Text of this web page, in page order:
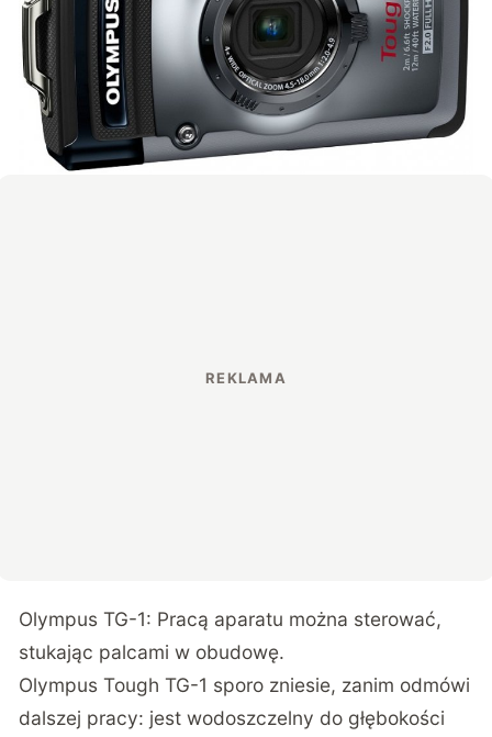
Olympus TG-1: Pracą aparatu można sterować,
stukając palcami w obudowę.
Olympus Tough TG-1 sporo zniesie, zanim odmówi
dalszej pracy: jest wodoszczelny do głębokości